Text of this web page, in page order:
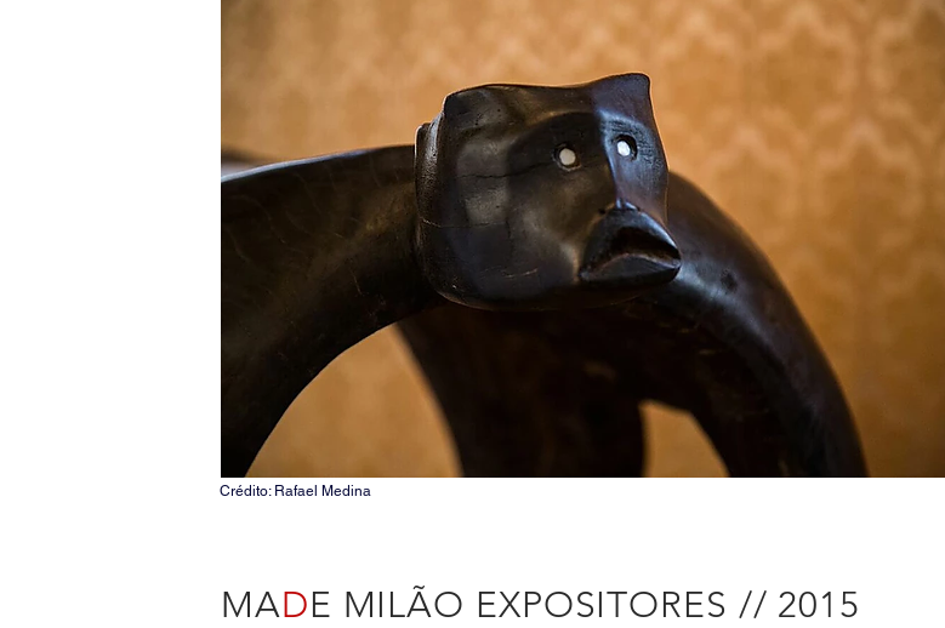
Crédito: Rafael Medina
MADE MILÃO EXPOSITORES // 2015